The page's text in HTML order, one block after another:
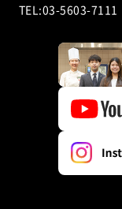
TEL:03-5603-7111